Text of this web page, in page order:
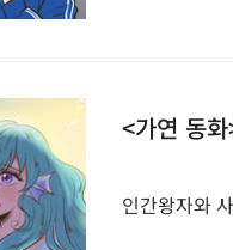
<가연 동
인간왕자와